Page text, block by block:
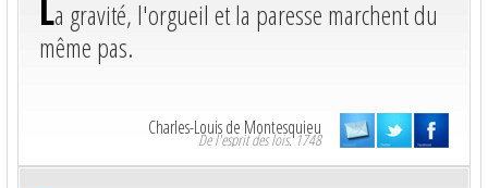
a gravité, l'orgueil et la paresse marchent du
même pas.
Charles-Louis de Montesquieu
De l'esprit des lois. 1748